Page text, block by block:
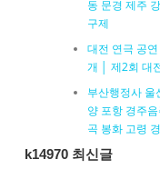
동 문경 제주
구제
대전 연극 공연
개 │ 제2회 대
부산행정사 울
양 포항 경주
곡 봉화 고령
k14970 최신글